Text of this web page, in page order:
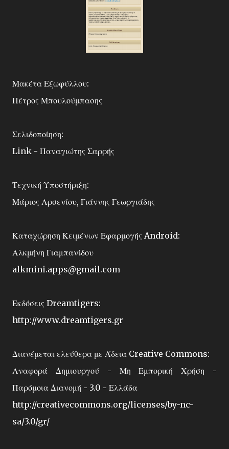
Μακέτα Εξωφύλλου:
Πέτρος Μπουλούμπασης
Σελιδοποίηση:
Link - Παναγιώτης Σαρρής
Τεχνική Υποστήριξη:
Μάριος Αρσενίου, Γιάννης Γεωργιάδης
Καταχώρηση Κειμένων Εφαρμογής Android:
Αλκμήνη Γιαμπανίδου
alkmini.apps@gmail.com
Εκδόσεις Dreamtigers:
http://www.dreamtigers.gr
Διανέμεται ελεύθερα με Άδεια Creative Commons:
Αναφορά Δημιουργού - Μη Εμπορική Χρήση -
Παρόμοια Διανομή - 3.0 - Ελλάδα
http://creativecommons.org/licenses/by-nc-
sa/3.0/gr/